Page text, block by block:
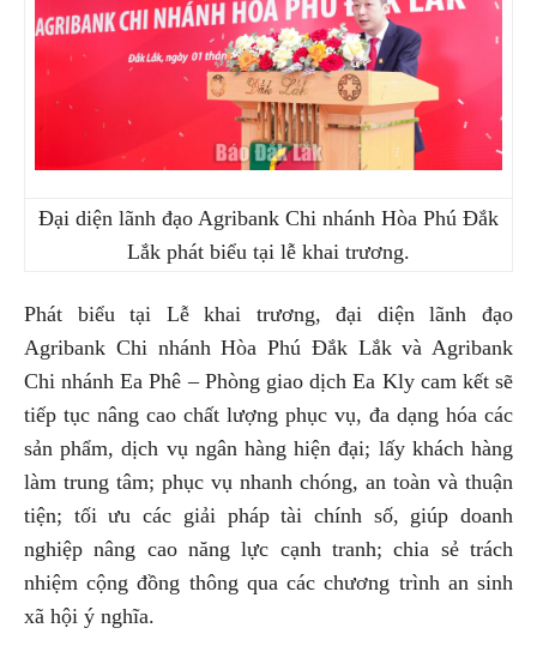
Đại diện lãnh đạo Agribank Chi nhánh Hòa Phú Đắk
Lắk phát biểu tại lễ khai trương.
Phát biểu tại Lễ khai trương, đại diện lãnh đạo
Agribank Chi nhánh Hòa Phú Đắk Lắk và Agribank
Chi nhánh Ea Phê – Phòng giao dịch Ea Kly cam kết sẽ
tiếp tục nâng cao chất lượng phục vụ, đa dạng hóa các
sản phẩm, dịch vụ ngân hàng hiện đại; lấy khách hàng
làm trung tâm; phục vụ nhanh chóng, an toàn và thuận
tiện; tối ưu các giải pháp tài chính số, giúp doanh
nghiệp nâng cao năng lực cạnh tranh; chia sẻ trách
nhiệm cộng đồng thông qua các chương trình an sinh
xã hội ý nghĩa.